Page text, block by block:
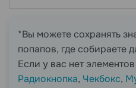
*Вы можете сохранять
попапов, где собираете
Если у вас нет элементов
Радиокнопка, Чекбокс,